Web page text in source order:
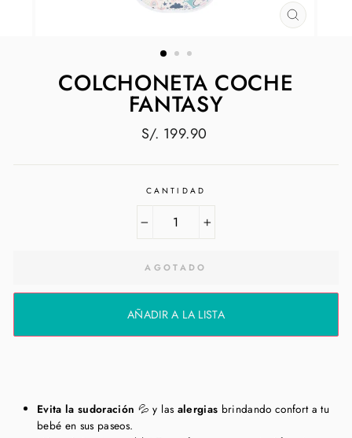
CERRAR
COLCHONETA COCHE
FANTASY
Precio
S/. 199.90
CANTIDAD
+
AGOTADO
AÑADIR A LA LISTA
Evita la sudoración 💦 y las alergias brindando confort a tu
bebé en sus paseos.